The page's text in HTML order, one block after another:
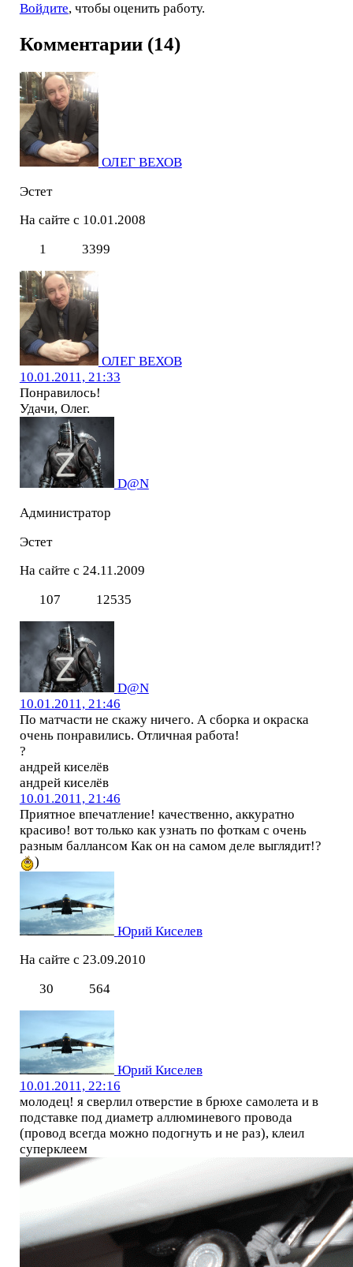
Войдите, чтобы оценить работу.
Комментарии (14)
ОЛЕГ ВЕХОВ
Эстет
На сайте с 10.01.2008
1
3399
ОЛЕГ ВЕХОВ
10.01.2011, 21:33
Понравилось!
Удачи, Олег.
D@N
Администратор
Эстет
На сайте с 24.11.2009
107
12535
D@N
10.01.2011, 21:46
По матчасти не скажу ничего. А сборка и окраска
очень понравились. Отличная работа!
?
андрей киселёв
андрей киселёв
10.01.2011, 21:46
Приятное впечатление! качественно, аккуратно
красиво! вот только как узнать по фоткам с очень
разным баллансом Как он на самом деле выглядит!?
)
Юрий Киселев
На сайте с 23.09.2010
30
564
Юрий Киселев
10.01.2011, 22:16
молодец! я сверлил отверстие в брюхе самолета и в
подставке под диаметр аллюминевого провода
(провод всегда можно подогнуть и не раз), клеил
суперклеем